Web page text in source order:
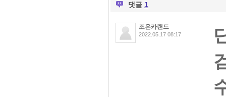
댓글 1
조은카랜드
2022.05.17 08:17